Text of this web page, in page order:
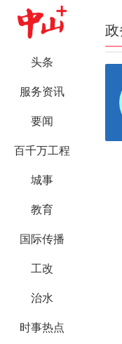
头条
服务资讯
要闻
百千万工程
城事
教育
国际传播
工改
治水
时事热点